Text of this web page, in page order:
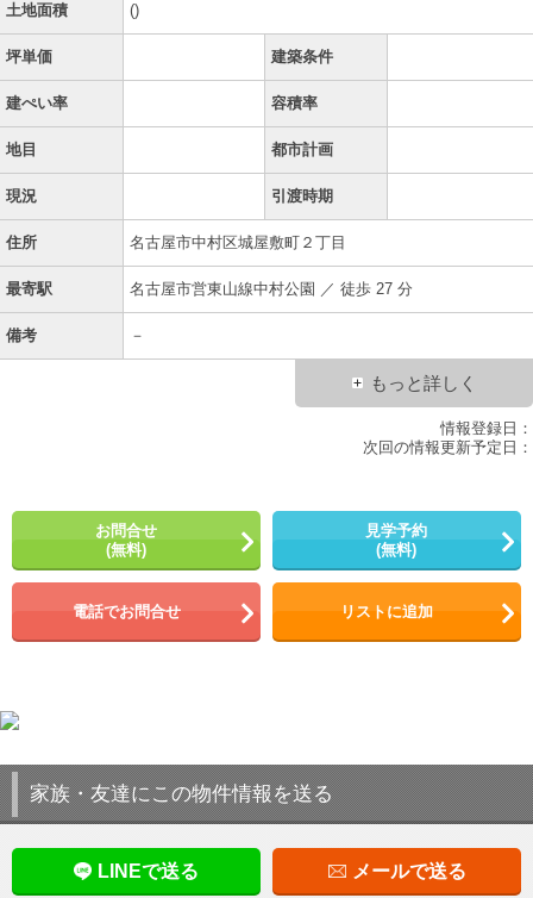
土地面積 ()
坪単価 建築条件
建ぺい率 容積率
地目 都市計画
現況 引渡時期
住所 名古屋市中村区城屋敷町２丁目
最寄駅 名古屋市営東山線中村公園 ／ 徒歩 27 分
備考 －
もっと詳しく
情報登録日：
次回の情報更新予定日：
お問合せ
(無料)
見学予約
(無料)
電話でお問合せ リストに追加
家族・友達にこの物件情報を送る
LINEで送る メールで送る